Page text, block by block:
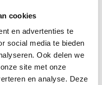
cookies
en advertenties te
social media te bieden
Ook delen we
site met onze
en analyse. Deze
mijn gegevens voor 36
in de zin